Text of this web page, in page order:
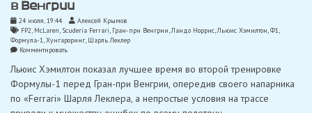
в Венгрии
24 июля, 19:44
Алексей Крымов
FP2, McLaren, Scuderia Ferrari, Гран-при Венгрии,Ландо Норрис,Льюис Хэмилтон,Ф1
Формула-1,Хунгароринг, Шарль Леклер
Комментироватьon
возглавил
тренировку
Льюис Хэмилтон показал лучшее время во второй тренировке
Формулы-1 перед Гран-при Венгрии, опередив своего напарника
по «Ferrari» Шарля Леклера, а непростые условия на трассе